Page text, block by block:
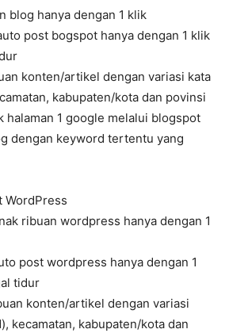
blog hanya dengan 1 klik
post bogspot hanya dengan 1 klik
konten/artikel dengan variasi kata
kabupaten/kota dan povinsi
halaman 1 google melalui blogspot
dengan keyword tertentu yang
WordPress
ribuan wordpress hanya dengan 1
post wordpress hanya dengan 1
tidur
konten/artikel dengan variasi
kecamatan, kabupaten/kota dan